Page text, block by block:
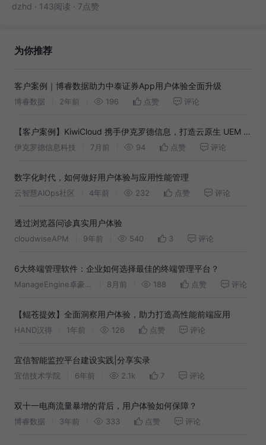
dzhd · 143阅读 · 7点赞
为你推荐
客户案例｜博睿数据助力中泰证券App用户体验全面升级
博睿数据 2年前 196 点赞 评论
【客户案例】KiwiCloud 携手伊克罗德信息，打造云原生 UEM 平
台，实现统一终端管理的多区域高效部署
伊克罗德信息科技 7月前 94 点赞 评论
数字化时代，如何做好用户体验与应用性能管理
云智慧AIOps社区 4年前 232 点赞 评论
透过浏览器问诊真实用户体验
cloudwiseAPM 9年前 540 3 评论
6大终端管理软件：企业如何选择最佳的终端管理平台？
8月前 188 点赞 评论
【鲲苍提效】全面洞察用户体验，助力打造高性能前端应用
HAND汉得 1年前 126 点赞 评论
宜信智能监控平台建设实践|分享实录
宜信技术学院 6年前 2.1k 7 评论
双十一电商流量暴增的背后，用户体验如何保障？
博睿数据 3年前 333 点赞 评论